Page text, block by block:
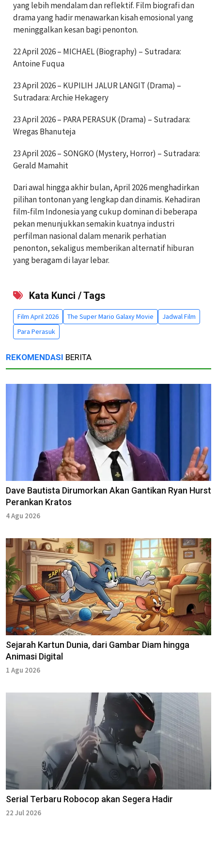
yang lebih mendalam dan reflektif. Film biografi dan
drama yang hadir menawarkan kisah emosional yang
meninggalkan kesan bagi penonton.
22 April 2026 – MICHAEL (Biography) – Sutradara:
Antoine Fuqua
23 April 2026 – KUPILIH JALUR LANGIT (Drama) –
Sutradara: Archie Hekagery
23 April 2026 – PARA PERASUK (Drama) – Sutradara:
Wregas Bhanuteja
23 April 2026 – SONGKO (Mystery, Horror) – Sutradara:
Gerald Mamahit
Dari awal hingga akhir bulan, April 2026 menghadirkan
pilihan tontonan yang lengkap dan dinamis. Kehadiran
film-film Indonesia yang cukup dominan di beberapa
pekan menunjukkan semakin kuatnya industri
perfilman nasional dalam menarik perhatian
penonton, sekaligus memberikan alternatif hiburan
yang beragam di layar lebar.
Kata Kunci / Tags
Film April 2026 The Super Mario Galaxy Movie
Jadwal Film
Para Perasuk
REKOMENDASI BERITA
Dave Bautista Dirumorkan Akan Gantikan Ryan Hurst
Perankan Kratos
4 Agu 2026
Sejarah Kartun Dunia, dari Gambar Diam hingga
Animasi Digital
1 Agu 2026
Serial Terbaru Robocop akan Segera Hadir
22 Jul 2026